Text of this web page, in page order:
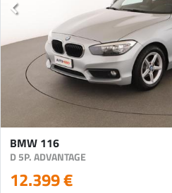
BMW 116
D 5P. ADVANTAGE
12.399 €